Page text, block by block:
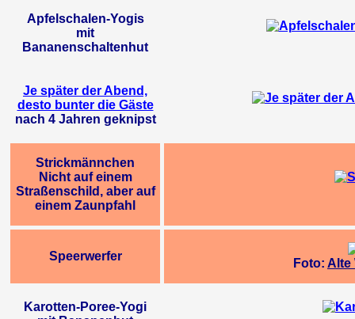
Apfelschalen-Yogis
mit
Bananenschaltenhut
Je später der Abend,
desto bunter die Gäste
nach 4 Jahren geknipst
Strickmännchen
Nicht auf einem
Straßenschild, aber auf
einem Zaunpfahl
Speerwerfer
Foto: Alte
Karotten-Poree-Yogi